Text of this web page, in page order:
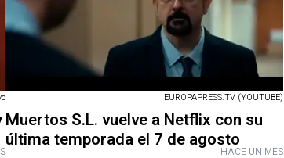
EUROPAPRESS.TV (YOUTUBE)
Muertos S.L. vuelve a Netflix con su
última temporada el 7 de agostoHACE UN MES